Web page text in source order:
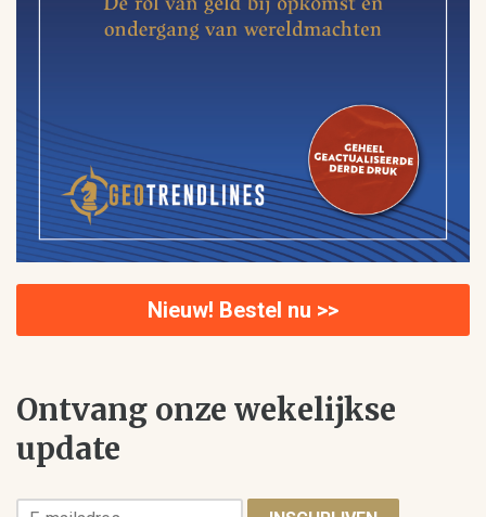
Nieuw! Bestel nu >>
Ontvang onze wekelijkse
update